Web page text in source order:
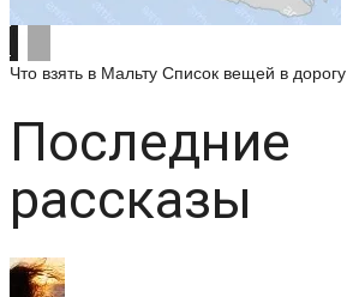
Что взять в Мальту Список вещей в дорогу
Последние
рассказы